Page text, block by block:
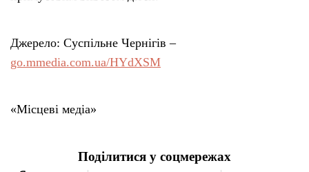
Джерело: Суспільне Чернігів –
go.mmedia.com.ua/HYdXSM
«Місцеві медіа»
Поділитися у соцмережах